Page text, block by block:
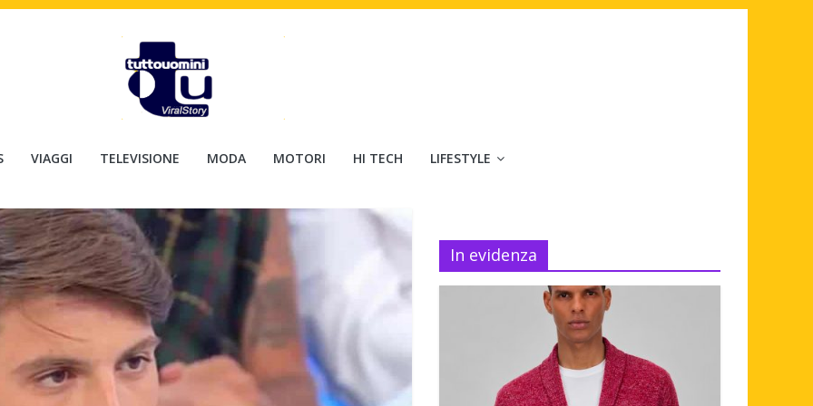
VIAGGI TELEVISIONE MODA MOTORI HI TECH LIFESTYLE
In evidenza